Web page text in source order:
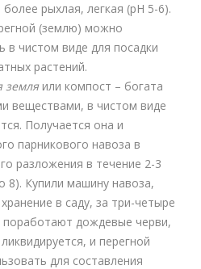
рыхлая, легкая (рН 5-6).
(землю) можно
в чистом виде для посадки
растений.
земля или компост – богата
веществами, в чистом виде
Получается она и
парникового навоза в
разложения в течение 2-3
8). Купили машину навоза,
в саду, за три-четыре
поработают дождевые черви,
и перегной
для составления